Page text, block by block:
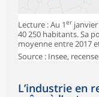
Lecture : Au 1er
40 250 habitants. Sa
moyenne entre 2017
Source : Insee,
L’industrie en